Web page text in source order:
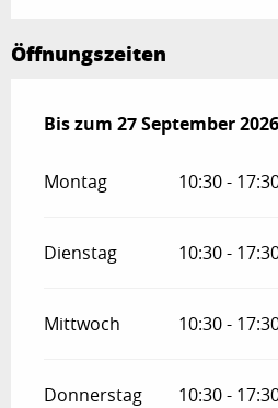
Öffnungszeiten
vom1 Mai 2026bis zum27
Bis zum 27 September 2026
Montag 10:30 -
Dienstag 10:30 -
Mittwoch 10:30 -
Donnerstag 10:30 -